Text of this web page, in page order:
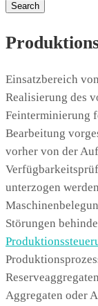
Search
Einsatzbereich
Realisierung des
Feinterminierung
Bearbeitung
vorher von der
unterzogen
Störungen
Aggregaten oder